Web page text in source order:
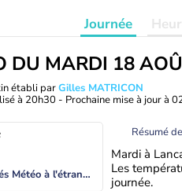
Journée
DU MARDI 18
établi parGilles MATRICON
à 20h30 - Prochaine mise à jour à
Actualités Météo à l'étranger
Résumé
Mardi à
Les
journée.